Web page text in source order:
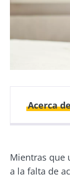
Acerca
15 Enero
Mientras que
a la falta de